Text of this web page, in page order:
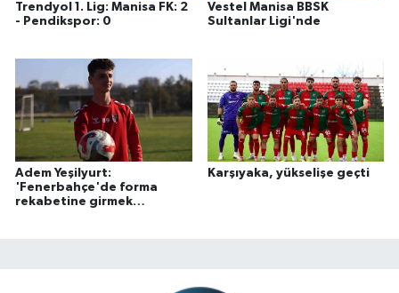
Trendyol 1. Lig: Manisa FK: 2
- Pendikspor: 0
Vestel Manisa BBSK
Sultanlar Ligi'nde
Adem Yeşilyurt:
'Fenerbahçe'de forma
rekabetine girmek
Karşıyaka, yükselişe geçti